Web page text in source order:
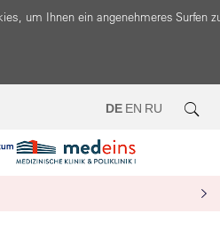
um Ihnen ein angenehmeres Surfen
DE EN RU